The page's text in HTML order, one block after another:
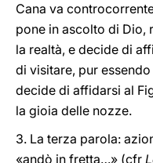
Cana va
pone in ascolto di Dio,
la realtà, e decide di
di visitare, pur essendo
decide di affidarsi al
la gioia delle nozze.
3. La terza parola:
«andò in fretta…» (cfr